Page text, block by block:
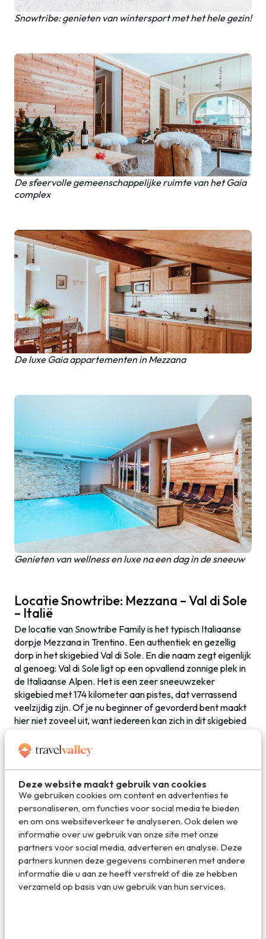
Deze website maakt gebruik van cookies
We gebruiken cookies om content en advertenties te
personaliseren, om functies voor social media te bieden
en om ons websiteverkeer te analyseren. Ook delen we
informatie over uw gebruik van onze site met onze
partners voor social media, adverteren en analyse. Deze
partners kunnen deze gegevens combineren met andere
informatie die u aan ze heeft verstrekt of die ze hebben
verzameld op basis van uw gebruik van hun services.
Snowtribe: genieten van wintersport met het hele gezin!
De sfeervolle gemeenschappelijke ruimte van het Gaia
complex
De luxe Gaia appartementen in Mezzana
Genieten van wellness en luxe na een dag in de sneeuw
Locatie Snowtribe: Mezzana – Val di Sole
– Italië
De locatie van Snowtribe Family is het typisch Italiaanse
dorpje Mezzana in Trentino. Een authentiek en gezellig
dorp in het skigebied Val di Sole. En die naam zegt eigenlijk
al genoeg: Val di Sole ligt op een opvallend zonnige plek in
de Italiaanse Alpen. Het is een zeer sneeuwzeker
skigebied met 174 kilometer aan pistes, dat verrassend
veelzijdig zijn. Of je nu beginner of gevorderd bent maakt
hier niet zoveel uit, want iedereen kan zich in dit skigebied
bij Nederlandse wintersporters en dat maakt dit gebied
tot dé geheimtip van de Italiaanse Alpen. Wie weleens
eerder in Italië heeft geskied weet dat de Italiaanse
wintersport er eentje is die je niet snel gaat vergeten. Het
eten in de berghutten, de eindeloze uitzichten: dat wordt
genieten!
Overnachten tijdens Snowtribe
Overnachten tijdens Snowtribe doe je in het Gaia
Complex waarbij je de keuze hebt uit verschillende